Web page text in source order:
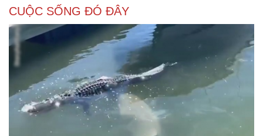
CUỘC SỐNG ĐÓ ĐÂY